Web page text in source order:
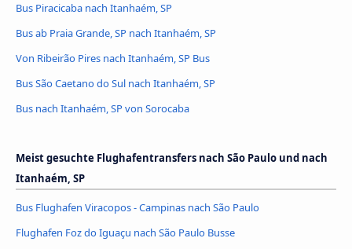
Bus Piracicaba nach Itanhaém, SP
Bus ab Praia Grande, SP nach Itanhaém, SP
Von Ribeirão Pires nach Itanhaém, SP Bus
Bus São Caetano do Sul nach Itanhaém, SP
Bus nach Itanhaém, SP von Sorocaba
Meist gesuchte Flughafentransfers nach São Paulo und nach
Itanhaém, SP
Bus Flughafen Viracopos - Campinas nach São Paulo
Flughafen Foz do Iguaçu nach São Paulo Busse